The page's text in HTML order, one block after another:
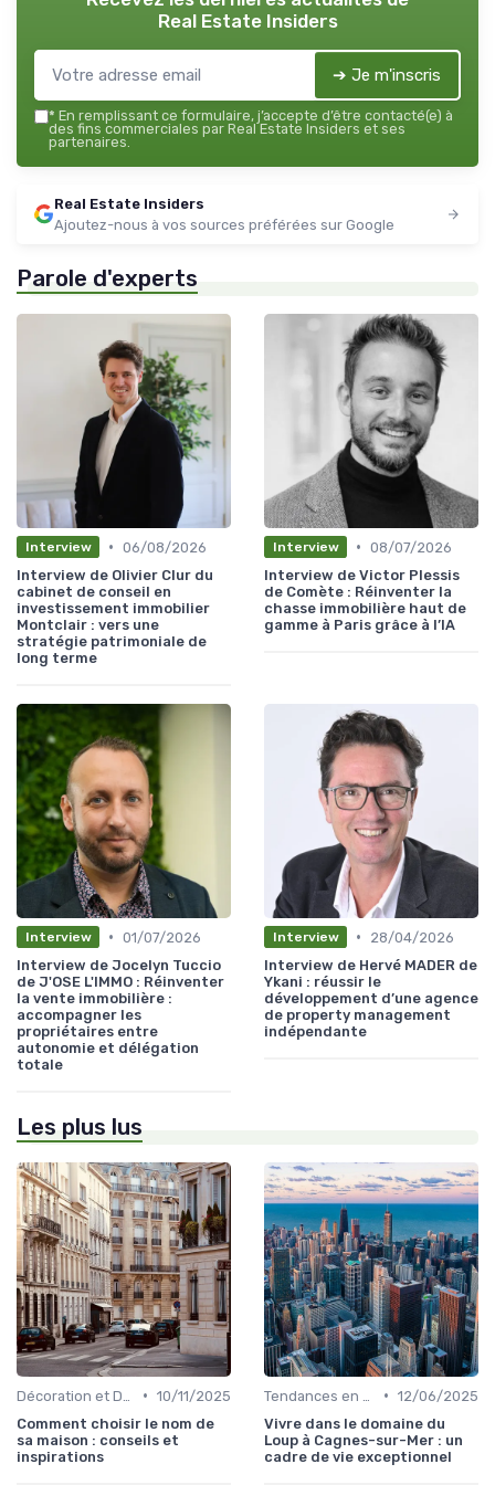
Real Estate Insiders
➔ Je m'inscris
* En remplissant ce formulaire, j’accepte d’être contacté(e) à
des fins commerciales par Real Estate Insiders et ses
partenaires.
Real Estate Insiders
Ajoutez-nous à vos sources préférées sur Google
Parole d'experts
Interview • 06/08/2026
Interview de Olivier Clur du
cabinet de conseil en
investissement immobilier
Montclair : vers une
stratégie patrimoniale de
long terme
Interview • 08/07/2026
Interview de Victor Plessis
de Comète : Réinventer la
chasse immobilière haut de
gamme à Paris grâce à l’IA
Interview • 01/07/2026
Interview de Jocelyn Tuccio
de J'OSE L'IMMO : Réinventer
la vente immobilière :
accompagner les
propriétaires entre
autonomie et délégation
totale
Interview •
28/04/2026
Interview de Hervé MADER de
Ykani : réussir le
développement d’une agence
de property management
indépendante
Les plus lus
• 10/11/2025
Comment choisir le nom de
sa maison : conseils et
inspirations
• 12/06/2025
Vivre dans le domaine du
Loup à Cagnes-sur-Mer : un
cadre de vie exceptionnel